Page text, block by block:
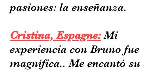
pasiones: la enseñanza.
Cristina, Espagne:Mi
experiencia con Bruno fue
magnífica.. Me encantó su